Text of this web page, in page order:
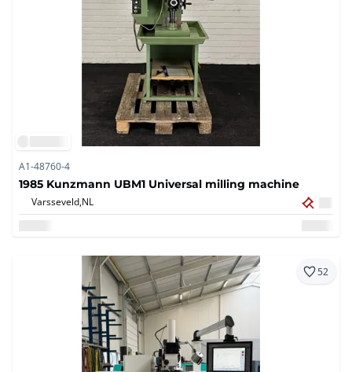
A1-48760-4
1985 Kunzmann UBM1 Universal milling machine
Varsseveld,NL
52